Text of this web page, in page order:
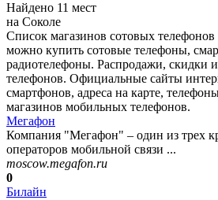
Найдено 11 мест
на Соколе
Список магазинов сотовых
можно купить сотовые телефоны,
радиотелефоны. Распродажи, скидки
телефонов. Официальные сайты
смартфонов, адреса на карте,
магазинов мобильных телефонов.
Мегафон
Компания "Мегафон" – один из трех
операторов мобильной связи ...
moscow.megafon.ru
0
Билайн